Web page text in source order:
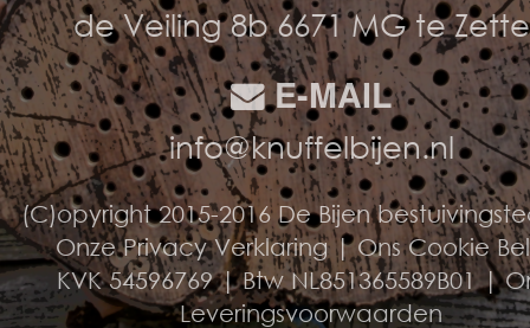
de Veiling 8b 6671 MG te
E-MAIL
info@knuffelbijen.nl
(C)opyright 2015-2016 De Bijen
Onze Privacy Verklaring|Ons Cookie
KVK 54596769 | Btw NL851365589B01 |
Leveringsvoorwaarden